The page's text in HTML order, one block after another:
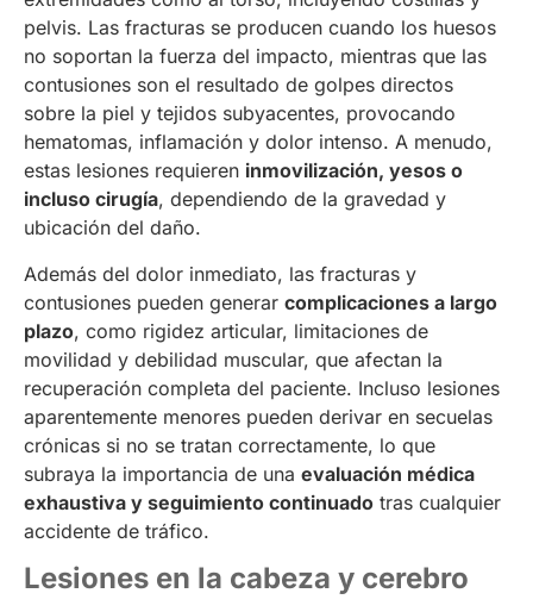
pelvis. Las fracturas se producen cuando los huesos
no soportan la fuerza del impacto, mientras que las
contusiones son el resultado de golpes directos
sobre la piel y tejidos subyacentes, provocando
hematomas, inflamación y dolor intenso. A menudo,
estas lesiones requieren inmovilización, yesos o
incluso cirugía, dependiendo de la gravedad y
ubicación del daño.
Además del dolor inmediato, las fracturas y
contusiones pueden generar complicaciones a largo
plazo, como rigidez articular, limitaciones de
movilidad y debilidad muscular, que afectan la
recuperación completa del paciente. Incluso lesiones
aparentemente menores pueden derivar en secuelas
crónicas si no se tratan correctamente, lo que
subraya la importancia de una evaluación médica
exhaustiva y seguimiento continuado tras cualquier
accidente de tráfico.
Lesiones en la cabeza y cerebro